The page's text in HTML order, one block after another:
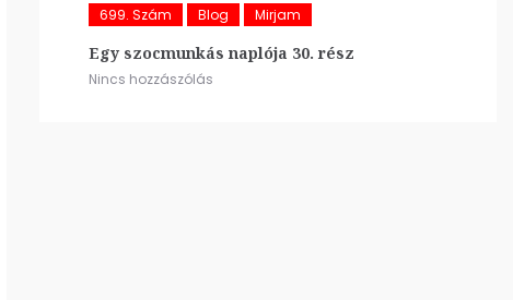
699. Szám Blog Mirjam
Egy szocmunkás naplója 30. rész
Nincs hozzászólás